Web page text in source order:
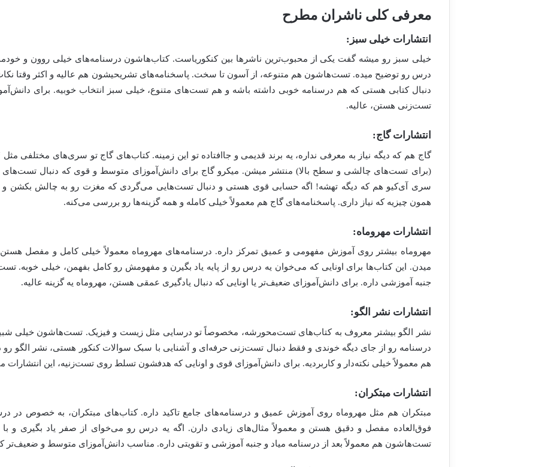
معرفی کلی ناشران مطرح
انتشارات خیلی سبز:
خیلی سبز رو میشه گفت یکی از محبوب‌ترین ناشرها بین کنکوریاست. کتاب‌هاشون درسنامه‌های خیلی روون و
درس رو توضیح میده. تست‌هاشون هم متنوعه، از آسون تا سخت. پاسخنامه‌های تشریحیشون هم عالیه و اکثر وقتا
دنبال کتابی هستی که هم درسنامه خوبی داشته باشه و هم تست‌های متنوع، خیلی سبز انتخاب خوبیه. برای
تست‌زنی هستن، عالیه.
انتشارات گاج:
گاج هم که دیگه نیاز به معرفی نداره، یه برند قدیمی و جاافتاده تو این زمینه. کتاب‌های گاج تو سری‌های مختلفی
(برای تست‌های چالشی و سطح بالا) منتشر میشن. میکرو گاج برای دانش‌آموزای متوسط و قوی که دنبال تست‌های
سری آی‌کیو هم که دیگه تهشه! اگه حسابی قوی هستی و دنبال تست‌هایی می‌گردی که مغزت رو به چالش بکشن و
همون چیزیه که نیاز داری. پاسخنامه‌های گاج هم معمولاً خیلی کامله و همه گزینه‌ها رو بررسی می‌کنه.
انتشارات مهروماه:
مهروماه بیشتر روی آموزش مفهومی و عمیق تمرکز داره. درسنامه‌های مهروماه معمولاً خیلی کامل و مفصل
میدن. این کتاب‌ها برای اونایی که می‌خوان یه درس رو از پایه یاد بگیرن و مفهومش رو کامل بفهمن، خیلی خوبه.
جنبه آموزشی داره. برای دانش‌آموزای ضعیف‌تر یا اونایی که دنبال یادگیری عمقی هستن، مهروماه یه گزینه عالیه.
انتشارات نشر الگو:
نشر الگو بیشتر معروف به کتاب‌های تست‌محورشه، مخصوصاً تو درسایی مثل زیست و فیزیک. تست‌هاشون خیلی
درسنامه رو از جای دیگه خوندی و فقط دنبال تست‌زنی حرفه‌ای و آشنایی با سبک سوالات کنکور هستی، نشر الگو
هم معمولاً خیلی نکته‌دار و کاربردیه. برای دانش‌آموزای قوی و اونایی که هدفشون تسلط روی تست‌زنیه، این انتشارات
انتشارات مبتکران:
مبتکران هم مثل مهروماه روی آموزش عمیق و درسنامه‌های جامع تاکید داره. کتاب‌های مبتکران، به خصوص
فوق‌العاده مفصل و دقیق هستن و معمولاً مثال‌های زیادی دارن. اگه یه درس رو می‌خوای از صفر یاد بگیری و با
تست‌هاشون هم معمولاً بعد از درسنامه میاد و جنبه آموزشی و تقویتی داره. مناسب دانش‌آموزای متوسط و ضعیف‌تر